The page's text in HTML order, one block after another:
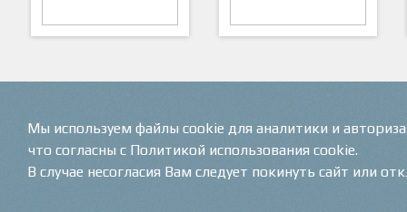
Мы используем файлы cookie для аналитики и
что согласны с Политикой использования cookie.
В случае несогласия Вам следует покинуть сайт или